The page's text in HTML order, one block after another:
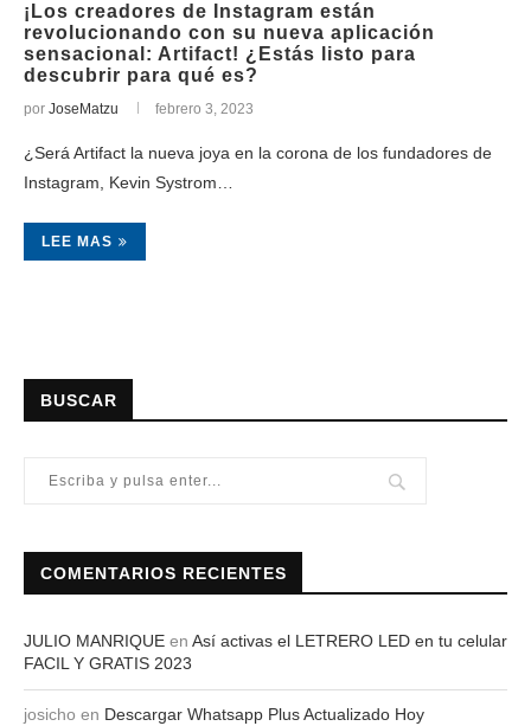
¡Los creadores de Instagram están
revolucionando con su nueva aplicación
sensacional: Artifact! ¿Estás listo para
descubrir para qué es?
por JoseMatzu febrero 3, 2023
¿Será Artifact la nueva joya en la corona de los fundadores de
Instagram, Kevin Systrom…
LEE MAS
BUSCAR
COMENTARIOS RECIENTES
JULIO MANRIQUE en Así activas el LETRERO LED en tu celular
FACIL Y GRATIS 2023
josicho en Descargar Whatsapp Plus Actualizado Hoy